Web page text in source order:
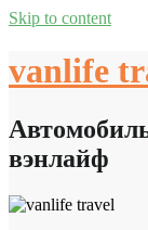
Skip to content
vanlife
вэнлайф